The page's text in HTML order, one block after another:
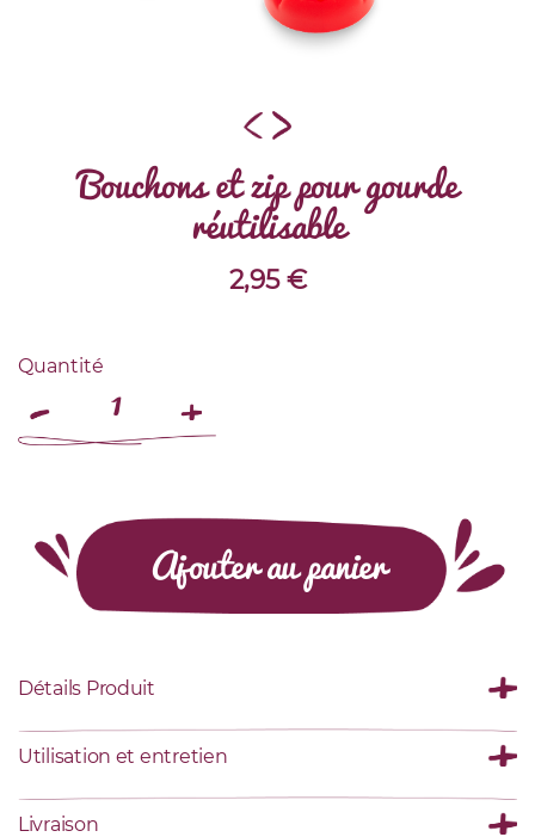
Bouchons et zip pour gourde
réutilisable
2,95€
Quantité
Ajouter au panier
Détails Produit
Utilisation et entretien
Livraison